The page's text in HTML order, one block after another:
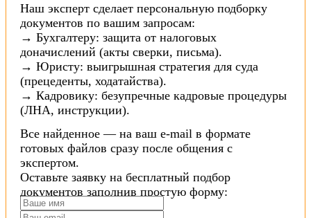
Наш эксперт сделает персональную подборку
документов по вашим запросам:
→ Бухгалтеру: защита от налоговых
доначислений (акты сверки, письма).
→ Юристу: выигрышная стратегия для суда
(прецеденты, ходатайства).
→ Кадровику: безупречные кадровые процедуры
(ЛНА, инструкции).
Все найденное — на ваш e-mail в формате
готовых файлов сразу после общения с
экспертом.
Оставьте заявку на бесплатный подбор
документов заполнив простую форму: